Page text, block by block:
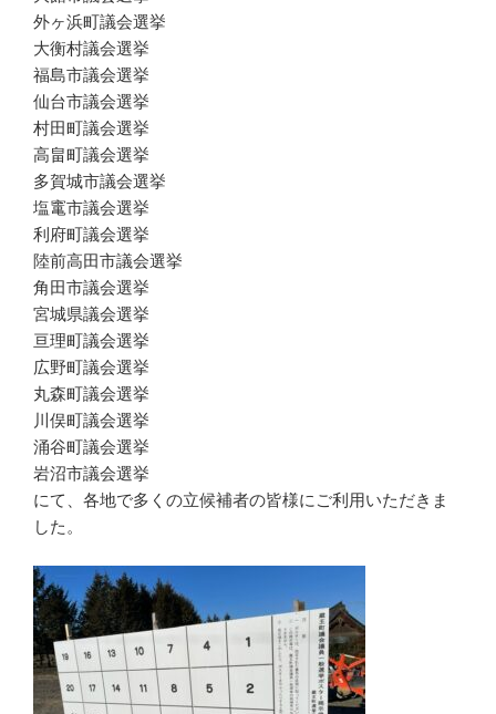
外ヶ浜町議会選挙
大衡村議会選挙
福島市議会選挙
仙台市議会選挙
村田町議会選挙
高畠町議会選挙
多賀城市議会選挙
塩竃市議会選挙
利府町議会選挙
陸前高田市議会選挙
角田市議会選挙
宮城県議会選挙
亘理町議会選挙
広野町議会選挙
丸森町議会選挙
川俣町議会選挙
涌谷町議会選挙
岩沼市議会選挙
にて、各地で多くの立候補者の皆様にご利用いただきま
した。